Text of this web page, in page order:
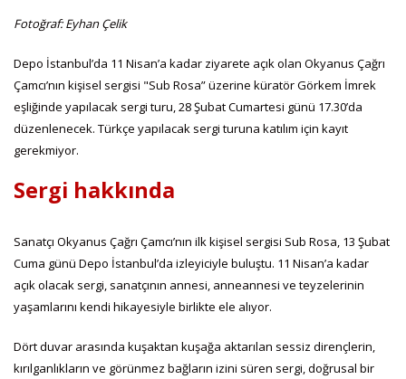
Fotoğraf: Eyhan Çelik
Depo İstanbul’da 11 Nisan’a kadar ziyarete açık olan Okyanus Çağrı
Çamcı’nın kişisel sergisi "Sub Rosa” üzerine küratör Görkem İmrek
eşliğinde yapılacak sergi turu, 28 Şubat Cumartesi günü 17.30’da
düzenlenecek. Türkçe yapılacak sergi turuna katılım için kayıt
gerekmiyor.
Sergi hakkında
Sanatçı Okyanus Çağrı Çamcı’nın ilk kişisel sergisi Sub Rosa, 13 Şubat
Cuma günü Depo İstanbul’da izleyiciyle buluştu. 11 Nisan’a kadar
açık olacak sergi, sanatçının annesi, anneannesi ve teyzelerinin
yaşamlarını kendi hikayesiyle birlikte ele alıyor.
Dört duvar arasında kuşaktan kuşağa aktarılan sessiz dirençlerin,
kırılganlıkların ve görünmez bağların izini süren sergi, doğrusal bir